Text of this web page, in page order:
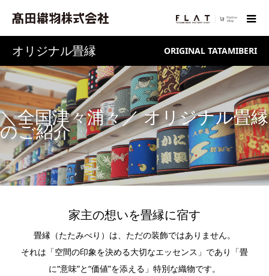
オリジナル畳縁 ORIGINAL TATAMIBERI
＼全国津々浦々／ オリジナル畳縁
のご紹介
家主の想いを畳縁に宿す
畳縁（たたみべり）は、ただの装飾ではありません。
それは「空間の印象を決める大切なエッセンス」であり「畳
に“意味”と“価値”を添える」特別な織物です。